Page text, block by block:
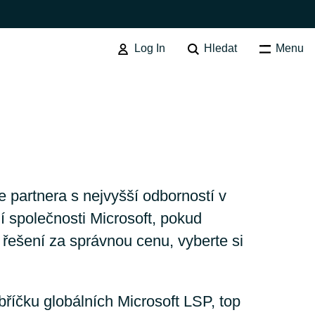
Log In Hledat Menu
Australia
Czechia
Cloud Infrastructure Advisory
Service
Cloud Infrastructure Migration
partnera s nejvyšší odborností v
společnosti Microsoft, pokud
za správnou cenu, vyberte si
globálních Microsoft LSP, top